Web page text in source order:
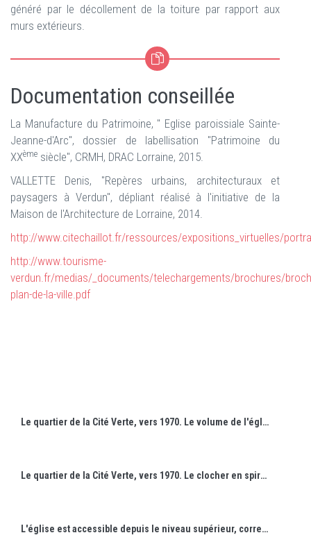
généré par le décollement de la toiture par rapport aux
murs extérieurs.
Documentation conseillée
La Manufacture du Patrimoine, " Eglise paroissiale Sainte-
Jeanne-d'Arc", dossier de labellisation "Patrimoine du
XXème siècle", CRMH, DRAC Lorraine, 2015.
VALLETTE Denis, "Repères urbains, architecturaux et
paysagers à Verdun", dépliant réalisé à l'initiative de la
Maison de l'Architecture de Lorraine, 2014.
http://www.citechaillot.fr/ressources/expositions_virtuelles/
http://www.tourisme-
verdun.fr/medias/_documents/telechargements/brochures/
plan-de-la-ville.pdf
Le quartier de la Cité Verte, vers 1970. Le volume de l'église, dominé par la forme courbe, contraste avec l'orthogonalité des barres de logements voisines et avec les lignes brisées des remparts Vauban.
Le quartier de la Cité Verte, vers 1970. Le clocher en spirale, par ses dimensions monumentales, crée un repère visuel dans le quartier.
L'église est accessible depuis le niveau supérieur, correspondant à l'espace de la célébration. Le niveau bas est réservé aux activités paroissiales.